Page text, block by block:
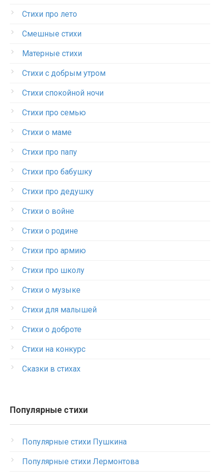
Стихи про лето
Смешные стихи
Матерные стихи
Стихи с добрым утром
Стихи спокойной ночи
Стихи про семью
Стихи о маме
Стихи про папу
Стихи про бабушку
Стихи про дедушку
Стихи о войне
Стихи о родине
Стихи про армию
Стихи про школу
Стихи о музыке
Стихи для малышей
Стихи о доброте
Стихи на конкурс
Сказки в стихах
Популярные стихи
Популярные стихи Пушкина
Популярные стихи Лермонтова